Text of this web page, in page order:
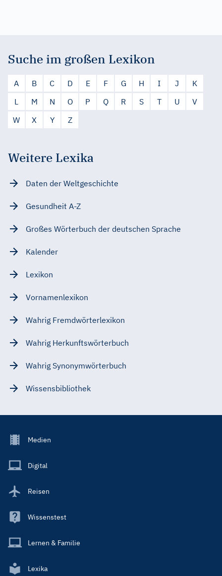
Suche im großen Lexikon
A B C D E F G H I J
K
L
M N O P Q R S T U
V
W
X Y Z
Weitere Lexika
Daten der Weltgeschichte
Gesundheit A-Z
Großes Wörterbuch der deutschen Sprache
Kalender
Lexikon
Vornamenlexikon
Wahrig Fremdwörterlexikon
Wahrig Herkunftswörterbuch
Wahrig Synonymwörterbuch
Wissensbibliothek
Footer
Main
Medien
Digital
Reisen
Wissenstest
Lernen & Familie
Lexika